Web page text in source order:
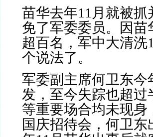
苗华去年11 月就被
免了军委委员。因
超百名，军中大清洗
个说法了。
军委副主席何卫东今
发，至今失踪也超
等重要场合均未现身
国庆招待会，何卫